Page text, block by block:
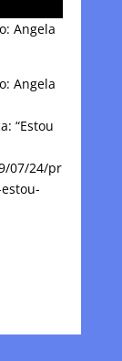
Angela
Angela
“Estou
07/24/pr